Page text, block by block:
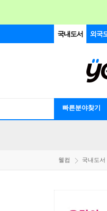
국내도서 외국
빠른분야찾기
웰컴 국내도서